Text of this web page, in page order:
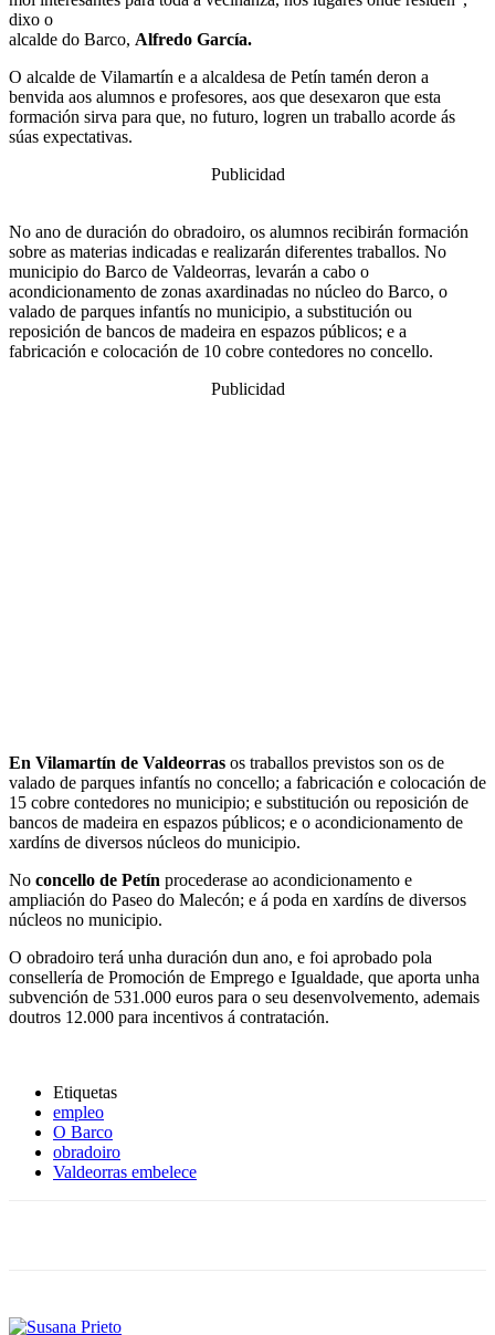
dixo o
alcalde do Barco, Alfredo García.
O alcalde de Vilamartín e a alcaldesa de Petín tamén deron a
benvida aos alumnos e profesores, aos que desexaron que esta
formación sirva para que, no futuro, logren un traballo acorde ás
súas expectativas.
Publicidad
No ano de duración do obradoiro, os alumnos recibirán formación
sobre as materias indicadas e realizarán diferentes traballos. No
municipio do Barco de Valdeorras, levarán a cabo o
acondicionamento de zonas axardinadas no núcleo do Barco, o
valado de parques infantís no municipio, a substitución ou
reposición de bancos de madeira en espazos públicos; e a
fabricación e colocación de 10 cobre contedores no concello.
Publicidad
En Vilamartín de Valdeorras os traballos previstos son os de
valado de parques infantís no concello; a fabricación e colocación de
15 cobre contedores no municipio; e substitución ou reposición de
bancos de madeira en espazos públicos; e o acondicionamento de
xardíns de diversos núcleos do municipio.
No concello de Petín procederase ao acondicionamento e
ampliación do Paseo do Malecón; e á poda en xardíns de diversos
núcleos no municipio.
O obradoiro terá unha duración dun ano, e foi aprobado pola
consellería de Promoción de Emprego e Igualdade, que aporta unha
subvención de 531.000 euros para o seu desenvolvemento, ademais
doutros 12.000 para incentivos á contratación.
Etiquetas
empleo
O Barco
obradoiro
Valdeorras embelece